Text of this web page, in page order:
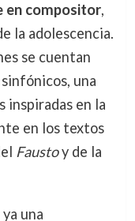
en compositor,
la adolescencia.
se cuentan
una
inspiradas en la
en los textos
Faustoy de la
una